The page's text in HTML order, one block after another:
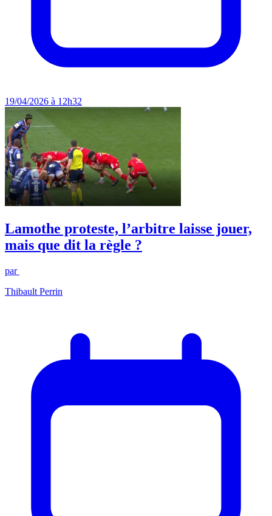
19/04/2026 à 12h32
Lamothe proteste, l’arbitre laisse jouer,
mais que dit la règle ?
par
Thibault Perrin